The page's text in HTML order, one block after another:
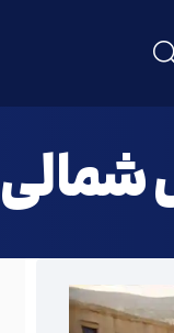
شمالی